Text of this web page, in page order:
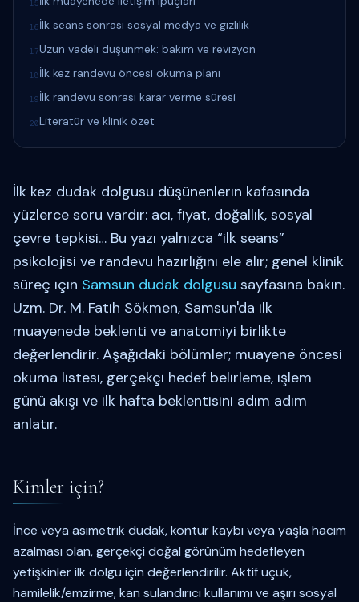
15
16İlk seans sonrası sosyal medya ve gizlilik
17Uzun vadeli düşünmek: bakım ve revizyon
18İlk kez randevu öncesi okuma planı
19İlk randevu sonrası karar verme süresi
20Literatür ve klinik özet
İlk kez dudak dolgusu düşünenlerin kafasında
yüzlerce soru vardır: acı, fiyat, doğallık, sosyal
çevre tepkisi… Bu yazı yalnızca “ilk seans”
psikolojisi ve randevu hazırlığını ele alır; genel klinik
süreç için Samsun dudak dolgusu sayfasına bakın.
Uzm. Dr. M. Fatih Sökmen, Samsun'da ilk
muayenede beklenti ve anatomiyi birlikte
değerlendirir. Aşağıdaki bölümler; muayene öncesi
okuma listesi, gerçekçi hedef belirleme, işlem
günü akışı ve ilk hafta beklentisini adım adım
anlatır.
Kimler için?
İnce veya asimetrik dudak, kontür kaybı veya yaşla hacim
azalması olan, gerçekçi doğal görünüm hedefleyen
yetişkinler ilk dolgu için değerlendirilir. Aktif uçuk,
hamilelik/emzirme, kan sulandırıcı kullanımı ve aşırı sosyal